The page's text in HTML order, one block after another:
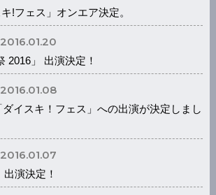
!フェス」オンエア決定。
2016.01.20
2016」 出演決定！
2016.01.08
ダイスキ！フェス」への出演が決定しまし
2016.01.07
出演決定！